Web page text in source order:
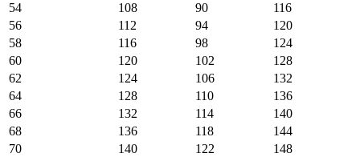
54
108 90
116
56
112 94
120
58
116 98
124
60
120 102
128
62
124 106
132
64
128 110
136
66
132 114
140
68
136 118
144
70
140 122
148